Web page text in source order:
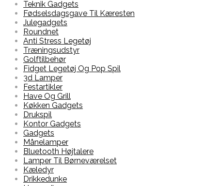
Teknik Gadgets
Fødselsdagsgave Til Kæresten
Julegadgets
Roundnet
Anti Stress Legetøj
Træningsudstyr
Golftilbehør
Fidget Legetøj Og Pop Spil
3d Lamper
Festartikler
Have Og Grill
Køkken Gadgets
Drukspil
Kontor Gadgets
Gadgets
Månelamper
Bluetooth Højtalere
Lamper Til Børneværelset
Kæledyr
Drikkedunke